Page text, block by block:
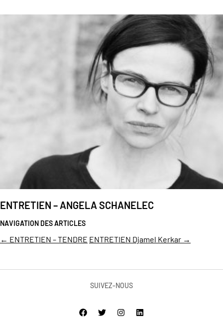
ENTRETIEN – ANGELA SCHANELEC
NAVIGATION DES ARTICLES
← ENTRETIEN – TENDRE ENTRETIEN Djamel Kerkar →
SUIVEZ-NOUS